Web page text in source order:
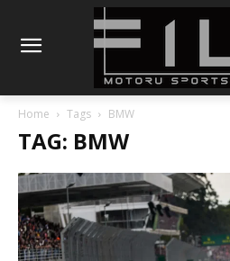
Home Tags BMW
TAG: BMW